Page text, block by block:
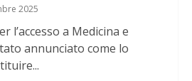
2025
l’accesso a Medicina e
annunciato come lo